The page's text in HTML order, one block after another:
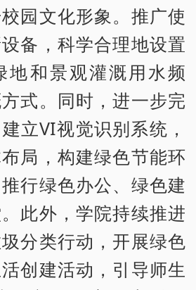
园文化形象。推广使
备，科学合理地设置
地和景观灌溉用水频
式。同时，进一步完
立VI视觉识别系统，
局，构建绿色节能环
行绿色办公、绿色建
此外，学院持续推进
分类行动，开展绿色
创建活动，引导师生